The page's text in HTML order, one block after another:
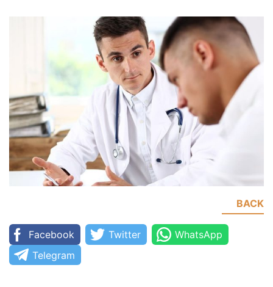
BACK
Facebook Twitter
WhatsApp
Telegram